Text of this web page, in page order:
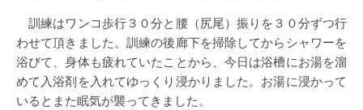
訓練はワンコ歩行３０分と腰（尻尾）振りを３０分ずつ行
わせて頂きました。訓練の後廊下を掃除してからシャワーを
浴びて、身体も疲れていたことから、今日は浴槽にお湯を溜
めて入浴剤を入れてゆっくり浸かりました。お湯に浸かって
いるとまた眠気が襲ってきました。